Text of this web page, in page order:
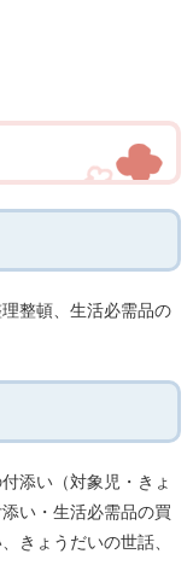
整頓、生活必需品の
添い（対象児・きょ
い・生活必需品の買
きょうだいの世話、